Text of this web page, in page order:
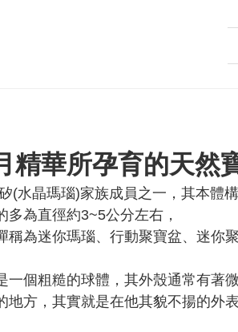
精華所孕育的天然
(水晶瑪瑙)家族成員之一，其本體
多為直徑約3~5公分左右，
稱為迷你瑪瑙、行動聚寶盆、迷你聚
一個粗糙的球體，其外殼通常有著
地方，其實就是在他其貌不揚的外